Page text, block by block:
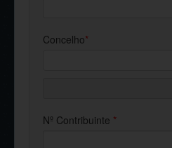
Concelho*
Nº Contribuinte *